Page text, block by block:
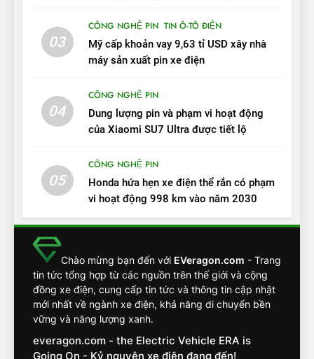
Người dùng nhận xét về
VinFast VF7: Độ hoàn thiện
đồng
12
VinFast VF7 – Mẫu xe cá
ĐÁNH GIÁ XE
Chuyên gia tiết lộ bài test
đối về an toàn trên VinFast
VF8
ĐÁNH GIÁ XE
14
VinFast VF7 đang bỏ xa
như thế nào?
ĐÁNH GIÁ XE
03
CÔNG NGHỆ PIN TIN Ô-TÔ ĐIỆN
Mỹ cấp khoản vay 9,63 tỉ USD xây nhà
máy sản xuất pin xe điện
04
CÔNG NGHỆ PIN
Dung lượng pin và phạm vi hoạt động
của Xiaomi SU7 Ultra được tiết lộ
05
CÔNG NGHỆ PIN
Honda hứa hẹn xe điện thể rắn có phạm
vi hoạt động 998 km vào năm 2030
Chào mừng bạn đến với EVeragon.com - Trang
tin tức tổng hợp từ các nguồn trên thế giới và cộng
đồng xe điện, cung cấp tin tức và thông tin cập nhật
mới nhất về ngành xe điện, khả năng di chuyển bền
vững và năng lượng xanh.
everagon.com - the Electric Vehicle ERA is
Going On - Kỷ nguyên xe điện đang đến!